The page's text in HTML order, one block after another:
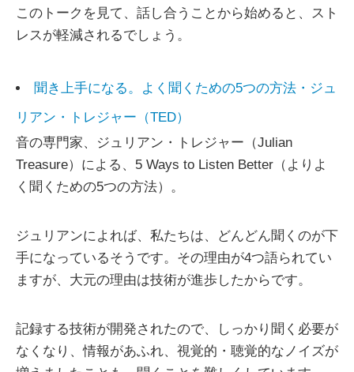
このトークを見て、話し合うことから始めると、スト
レスが軽減されるでしょう。
聞き上手になる。よく聞くための5つの方法・ジュ
リアン・トレジャー（TED）
音の専門家、ジュリアン・トレジャー（Julian
Treasure）による、5 Ways to Listen Better（よりよ
く聞くための5つの方法）。
ジュリアンによれば、私たちは、どんどん聞くのが下
手になっているそうです。その理由が4つ語られてい
ますが、大元の理由は技術が進歩したからです。
記録する技術が開発されたので、しっかり聞く必要が
なくなり、情報があふれ、視覚的・聴覚的なノイズが